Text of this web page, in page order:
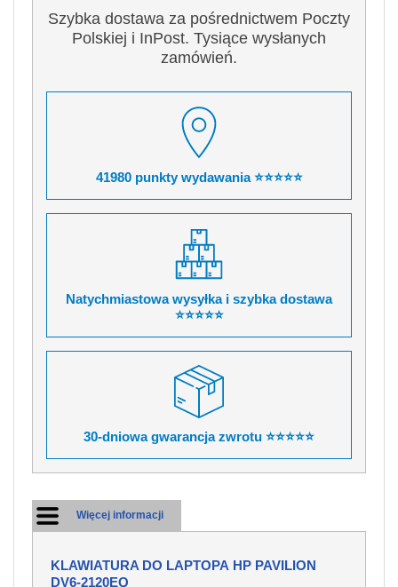
Szybka dostawa za pośrednictwem Poczty
Polskiej i InPost. Tysiące wysłanych
zamówień.
41980 punkty wydawania ⭐⭐⭐⭐⭐
Natychmiastowa wysyłka i szybka dostawa
⭐⭐⭐⭐⭐
30-dniowa gwarancja zwrotu ⭐⭐⭐⭐⭐
Więcej informacji
KLAWIATURA DO LAPTOPA HP PAVILION
DV6-2120EQ